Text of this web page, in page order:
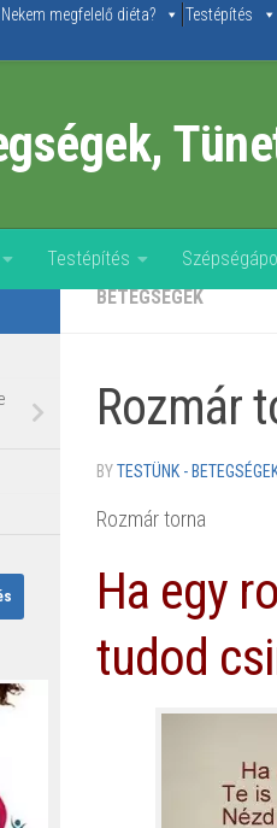
megfelelő diéta? Testépítés
Testépítés
BETEGSÉGEK
Rozmár
BYTESTÜNK -
Rozmár torna
Ha egy
tudod